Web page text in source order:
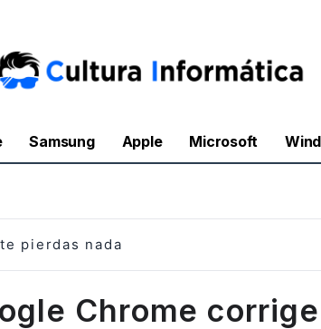
Samsung Apple Microsoft
pierdas nada
Chrome corrige